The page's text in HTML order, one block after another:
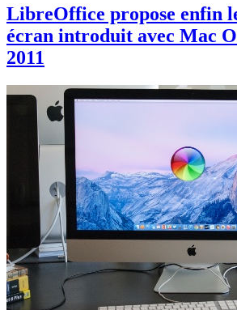
LibreOffice propose enfin
écran introduit avec Mac
2011